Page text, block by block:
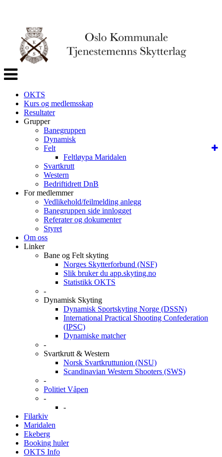
Veksle
navigasjon
OKTS
Kurs og medlemsskap
Resultater
Grupper
Banegruppen
Dynamisk
Felt
Feltløypa Maridalen
Svartkrutt
Western
Bedriftidrett DnB
For medlemmer
Vedlikehold/feilmelding anlegg
Banegruppen side innlogget
Referater og dokumenter
Styret
Om oss
Linker
Bane og Felt skyting
Norges Skytterforbund (NSF)
Slik bruker du app.skyting.no
Statistikk OKTS
-
Dynamisk Skyting
Dynamisk Sportskyting Norge (DSSN)
International Practical Shooting Confederation
(IPSC)
Dynamiske matcher
-
Svartkrutt & Western
Norsk Svartkruttunion (NSU)
Scandinavian Western Shooters (SWS)
-
Politiet Våpen
-
-
Filarkiv
Maridalen
Ekeberg
Booking huler
OKTS Info